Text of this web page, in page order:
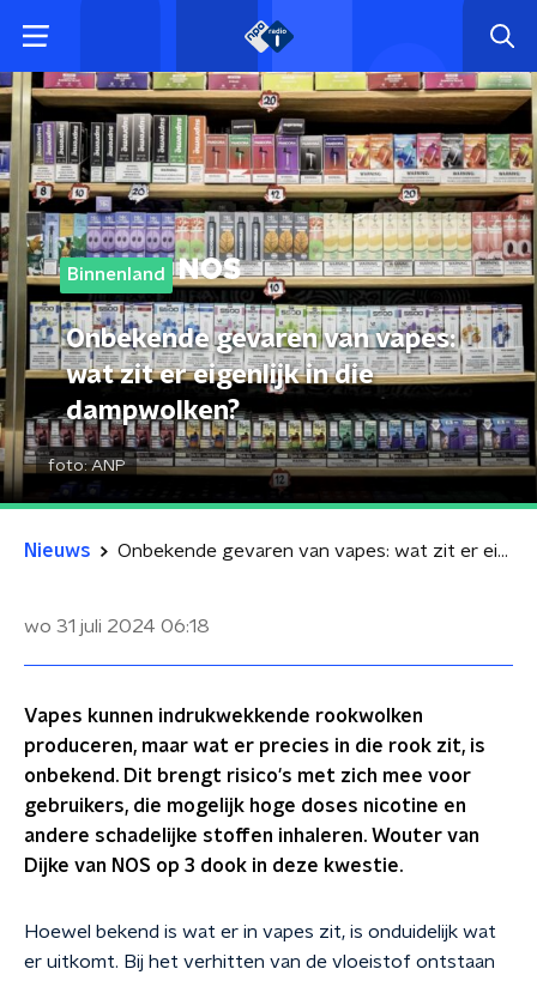
Binnenland
Onbekende gevaren van vapes:
wat zit er eigenlijk in die
dampwolken?
foto:ANP
Nieuws Onbekende gevaren van vapes: wat zit er eigenlijk in die dampwolken?
wo 31 juli 2024 06:18
Vapes kunnen indrukwekkende rookwolken
produceren, maar wat er precies in die rook zit, is
onbekend. Dit brengt risico's met zich mee voor
gebruikers, die mogelijk hoge doses nicotine en
andere schadelijke stoffen inhaleren. Wouter van
Dijke van NOS op 3 dook in deze kwestie.
Hoewel bekend is wat er in vapes zit, is onduidelijk wat
er uitkomt. Bij het verhitten van de vloeistof ontstaan